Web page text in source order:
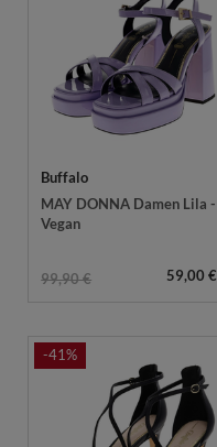
Buffalo
MAY DONNA Damen Lila -
Vegan
99,90 € 59,00 €
-41%